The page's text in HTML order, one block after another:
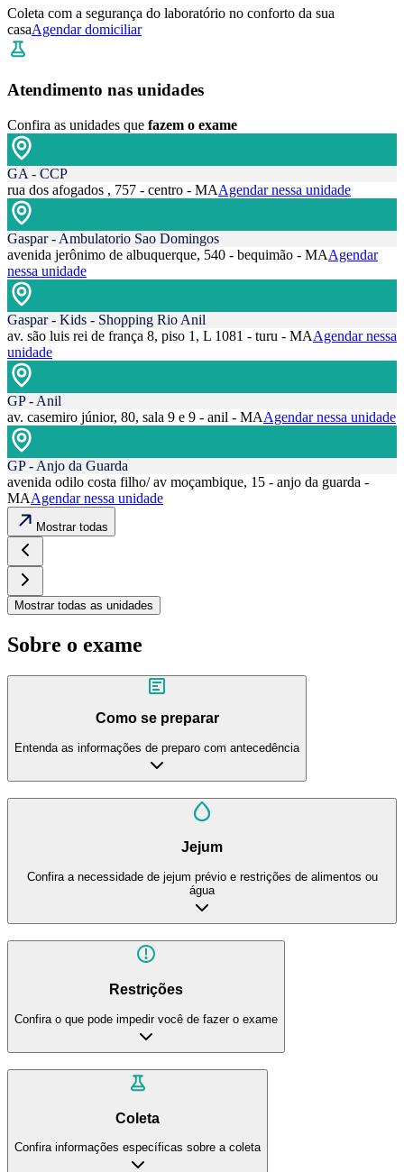
Coleta com a segurança do laboratório no conforto da sua
casaAgendar domiciliar
Atendimento nas unidades
Confira as unidades que fazem o exame
GA - CCP
rua dos afogados , 757 - centro - MAAgendar nessa unidade
Gaspar - Ambulatorio Sao Domingos
avenida jerônimo de albuquerque, 540 - bequimão - MAAgendar
nessa unidade
Gaspar - Kids - Shopping Rio Anil
av. são luis rei de frança 8, piso 1, L 1081 - turu - MAAgendar nessa
unidade
GP - Anil
av. casemiro júnior, 80, sala 9 e 9 - anil - MAAgendar nessa unidade
GP - Anjo da Guarda
avenida odilo costa filho/ av moçambique, 15 - anjo da guarda -
MAAgendar nessa unidade
Mostrar todas
Mostrar todas as unidades
Sobre o exame
Como se preparar
Entenda as informações de preparo com antecedência
Jejum
Confira a necessidade de jejum prévio e restrições de alimentos ou
água
Restrições
Confira o que pode impedir você de fazer o exame
Coleta
Confira informações específicas sobre a coleta